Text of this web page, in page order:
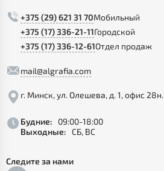
+375 (29) 621 31 70Мобильный
+375 (17) 336-21-11Городской
+375 (17) 336-12-61Отдел продаж
mail@algrafia.com
г. Минск, ул. Олешева, д. 1, офис 28н.
Будние:
09:00-18:00
Выходные: СБ, ВС
Следите за нами